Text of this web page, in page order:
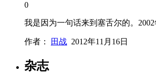
0
我是因为一句话来到塞舌尔的。
作者： 田战 2012年11月16日
杂志